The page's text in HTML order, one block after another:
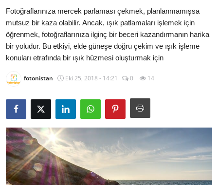
Nedir?
ARŞİV
Ekipman Rehberi
Fotoğrafçılar
Çekim Teknikleri
İletişim
Fotoğraflarınıza mercek parlaması çekmek, planlanmamışsa
mutsuz bir kaza olabilir. Ancak, ışık patlamaları işlemek için
öğrenmek, fotoğraflarınıza ilginç bir beceri kazandırmanın harika
bir yoludur. Bu etkiyi, elde güneşe doğru çekim ve ışık işleme
konuları etrafında bir ışık hüzmesi oluşturmak için
fotonistan Eki 25, 2018 - 14:21 0 14